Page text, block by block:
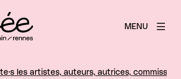
MENU
les artistes, auteurs, autrices,